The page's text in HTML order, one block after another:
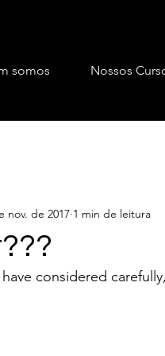
somos Nossos
nov. de 2017 1 min de leitura
considered